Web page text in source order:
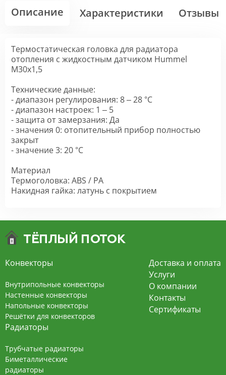
Описание Характеристики Отзывы
Термостатическая головка для радиатора
отопления с жидкостным датчиком Hummel
М30х1,5
Технические данные:
- диапaзон регулирования: 8 – 28 °C
- диапазон настроек: 1 – 5
- защита от замерзания: Да
- значения 0: отопительный прибор полностью
закрыт
- значение 3: 20 °C
Материал
Термоголовка: ABS / PA
Накидная гайка: латунь с покрытием
Конвекторы
Внутрипольные конвекторы
Настенные конвекторы
Напольные конвекторы
Решётки для конвекторов
Радиаторы
Трубчатые радиаторы
Биметаллические
радиаторы
Доставка и оплата
Услуги
О компании
Контакты
Сертификаты